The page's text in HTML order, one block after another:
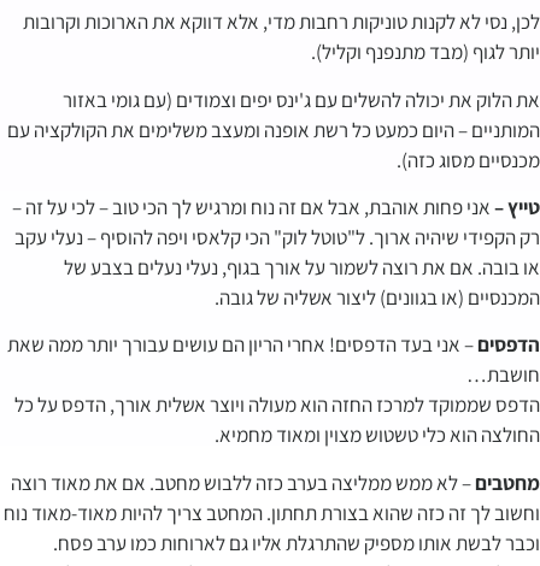
לכן, נסי לא לקנות טוניקות רחבות מדי, אלא דווקא את הארוכות וקרובות
יותר לגוף (מבד מתנפנף וקליל).
את הלוק את יכולה להשלים עם ג'ינס יפים וצמודים (עם גומי באזור
המותניים – היום כמעט כל רשת אופנה ומעצב משלימים את הקולקציה עם
מכנסיים מסוג כזה).
טייץ –אני פחות אוהבת, אבל אם זה נוח ומרגיש לך הכי טוב – לכי על זה –
רק הקפידי שיהיה ארוך. ל"טוטל לוק" הכי קלאסי ויפה להוסיף – נעלי עקב
או בובה. אם את רוצה לשמור על אורך בגוף, נעלי נעלים בצבע של
המכנסיים (או בגוונים) ליצור אשליה של גובה.
הדפסים– אני בעד הדפסים! אחרי הריון הם עושים עבורך יותר ממה שאת
חושבת…
הדפס שממוקד למרכז החזה הוא מעולה ויוצר אשלית אורך, הדפס על כל
החולצה הוא כלי טשטוש מצוין ומאוד מחמיא.
מחטבים– לא ממש ממליצה בערב כזה ללבוש מחטב. אם את מאוד רוצה
וחשוב לך זה כזה שהוא בצורת תחתון. המחטב צריך להיות מאוד-מאוד נוח
וכבר לבשת אותו מספיק שהתרגלת אליו גם לארוחות כמו ערב פסח.